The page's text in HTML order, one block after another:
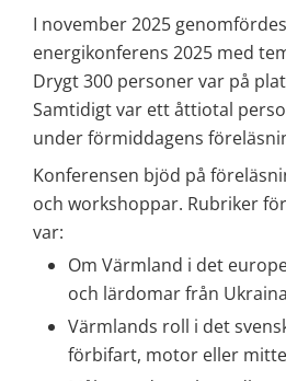
I november 2025
energikonferens 2025 med
Drygt 300 personer var på
Samtidigt var ett åttiotal
under förmiddagens
Konferensen bjöd på
och workshoppar. Rubriker
var:
Om Värmland i det
och lärdomar från
Värmlands roll i det
förbifart, motor eller